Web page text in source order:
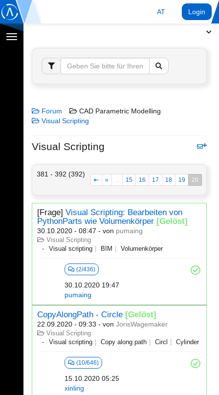
AT Login
Navigation
umschalten
Forum
CAD Parametric Modelling
Visual Scripting
Visual Scripting
381 - 392 (392)
⇤ « ... 15 16 17 18 19 20
[Frage] Visual Scripting: Bearbeiten von
PythonParts wie Volumenkörper [Gelöst]
30.10.2020 - 08:47 - von pumaing
Visual Scripting
Visual scripting
BIM Volumenkörper
(2/436)
30.10.2020 19:47
pumaing
CopyAlongPath - Circle [Gelöst]
22.09.2020 - 09:33 - von JorisWagemaker
Visual Scripting
Visual scripting
Copy along path Circl Cylinder
(10/646)
15.10.2020 05:25
xinling